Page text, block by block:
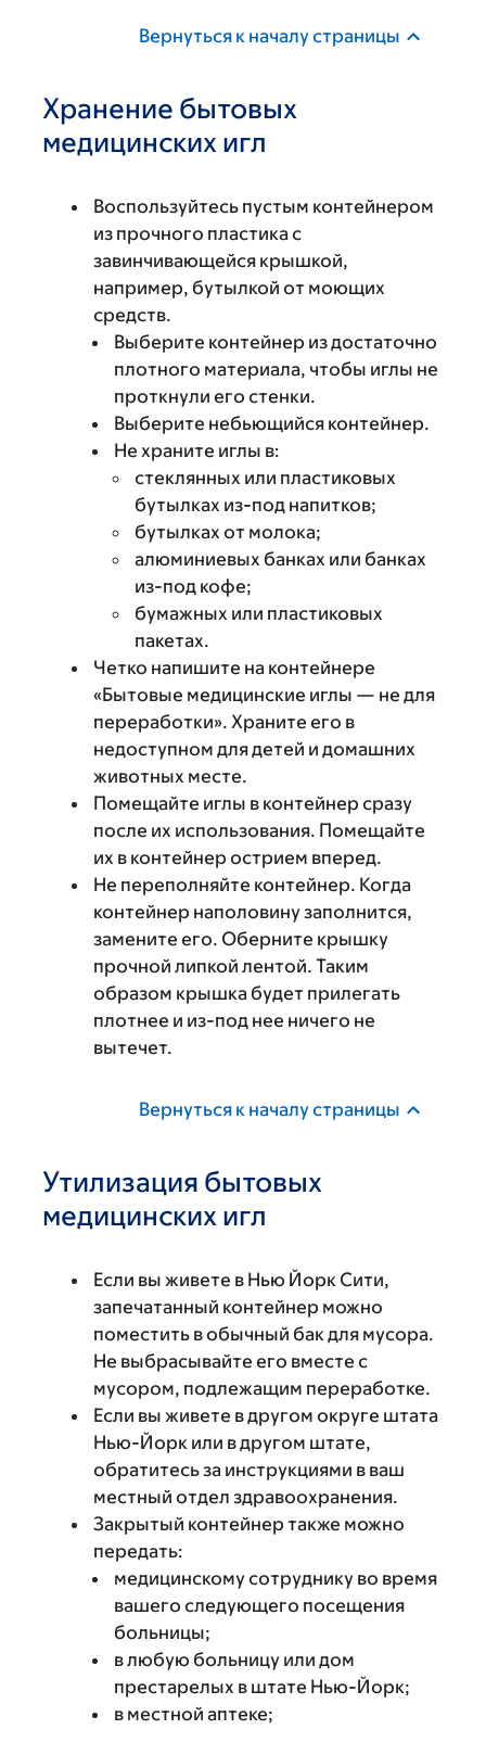
Вернуться к началу страницы
Хранение бытовых
медицинских игл
Воспользуйтесь пустым контейнером
из прочного пластика с
завинчивающейся крышкой,
например, бутылкой от моющих
средств.
Выберите контейнер из достаточно
плотного материала, чтобы иглы не
проткнули его стенки.
Выберите небьющийся контейнер.
Не храните иглы в:
стеклянных или пластиковых
бутылках из-под напитков;
бутылках от молока;
алюминиевых банках или банках
из-под кофе;
бумажных или пластиковых
пакетах.
Четко напишите на контейнере
«‎Бытовые медицинские иглы — не для
переработки». Храните его в
недоступном для детей и домашних
животных месте.
Помещайте иглы в контейнер сразу
после их использования. Помещайте
их в контейнер острием вперед.
Не переполняйте контейнер. Когда
контейнер наполовину заполнится,
замените его. Оберните крышку
прочной липкой лентой. Таким
образом крышка будет прилегать
плотнее и из-под нее ничего не
вытечет.
Вернуться к началу страницы
Утилизация бытовых
медицинских игл
Если вы живете в Нью Йорк Сити,
запечатанный контейнер можно
поместить в обычный бак для мусора.
Не выбрасывайте его вместе с
мусором, подлежащим переработке.
Если вы живете в другом округе штата
Нью-Йорк или в другом штате,
обратитесь за инструкциями в ваш
местный отдел здравоохранения.
Закрытый контейнер также можно
передать:
медицинскому сотруднику во время
вашего следующего посещения
больницы;
в любую больницу или дом
престарелых в штате Нью-Йорк;
в местной аптеке;